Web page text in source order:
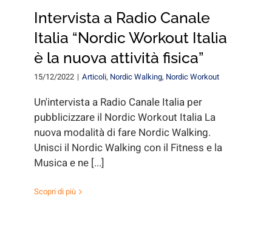
Intervista a Radio Canale
Italia “Nordic Workout Italia
è la nuova attività fisica”
15/12/2022 | Articoli, Nordic Walking, Nordic Workout
Un'intervista a Radio Canale Italia per
pubblicizzare il Nordic Workout Italia La
nuova modalità di fare Nordic Walking.
Unisci il Nordic Walking con il Fitness e la
Musica e ne [...]
Scopri di più